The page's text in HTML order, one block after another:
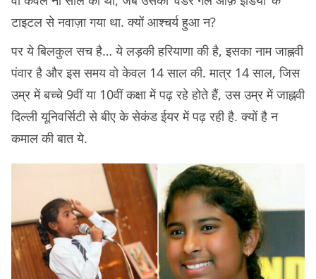
टाइटल से नवाज़ा गया था. क्यों आश्चर्य हुआ न?
पर ये बिलकुल सच है… ये लड़की हरियाणा की है, इसका नाम जाह्नवी
पंवार है और इस समय वो केवल 14 साल की. मात्र 14 साल, जिस
उम्र में बच्चे 9वीं या 10वीं कक्षा में पढ़ रहे होते हैं, उस उम्र में जाह्नवी
दिल्ली यूनिवर्सिटी से बीए के सेकंड ईयर में पढ़ रही है. क्यों है न
कमाल की बात ये.